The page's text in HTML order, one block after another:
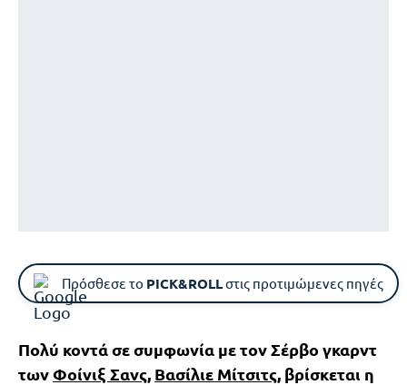
Πρόσθεσε το PICK&ROLLστις προτιμώμενες πηγές
Πολύ κοντά σε συμφωνία με τον Σέρβο γκαρντ
τωνΦοίνιξ Σανς, Βασίλιε Μίτσιτς, βρίσκεται η